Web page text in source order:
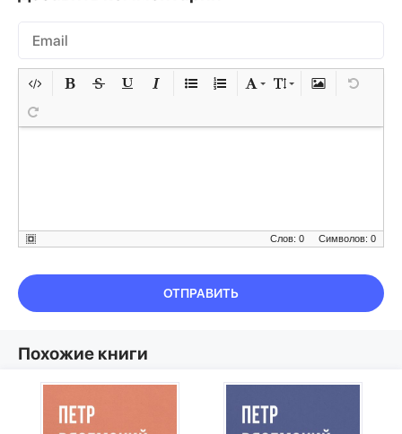
Символов: 0
Слов: 0
ОТПРАВИТЬ
Похожие книги